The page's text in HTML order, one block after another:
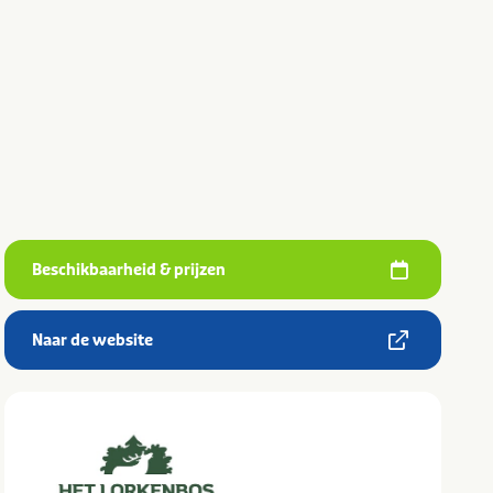
Beschikbaarheid & prijzen
Naar de website